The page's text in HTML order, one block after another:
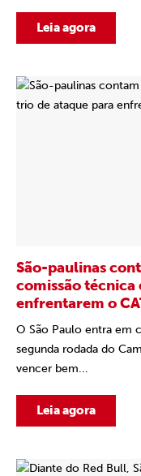
Leia agora
São-paulinas
comissão técnica
enfrentarem o
O São Paulo entra em
segunda rodada do
vencer bem...
Leia agora